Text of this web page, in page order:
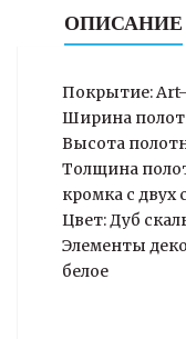
ОПИСАНИЕ
Покрытие:
Ширина
Высота
Толщина
кромка с двух
Цвет: Дуб
Элементы
белое